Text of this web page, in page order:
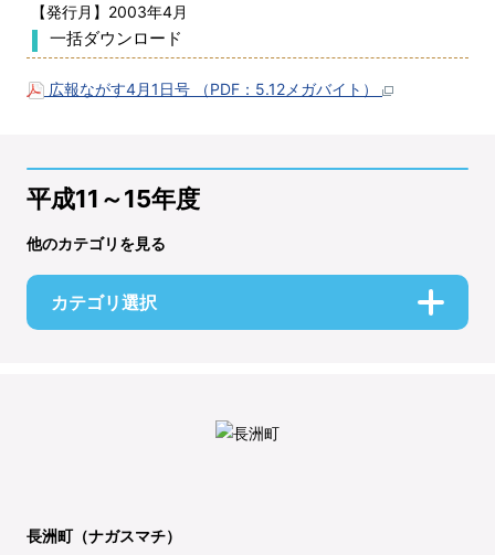
【発行月】2003年4月
一括ダウンロード
広報ながす4月1日号 （PDF：5.12メガバイト）
平成11～15年度
他のカテゴリを見る
カテゴリ選択
長洲町（ナガスマチ）